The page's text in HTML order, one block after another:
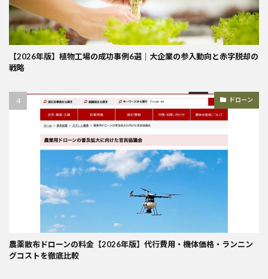
【2026年版】植物工場の成功事例6選｜大企業の参入動向と赤字脱却の
戦略
ドローン
農薬散布ドローンの料金【2026年版】代行費用・機体価格・ランニン
グコストを徹底比較